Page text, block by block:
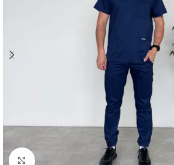
Click to enlarge